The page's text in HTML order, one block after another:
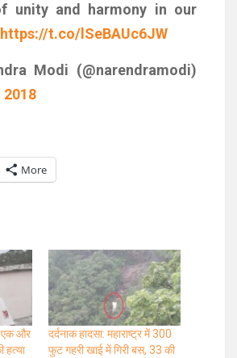
unity and harmony in our
https://t.co/lSeBAUc6JW
Modi (@narendramodi)
2018
More
एक और
हत्या
दर्दनाक हादसा: महाराष्ट्र में 300
फुट गहरी खाई में गिरी बस, 33 की